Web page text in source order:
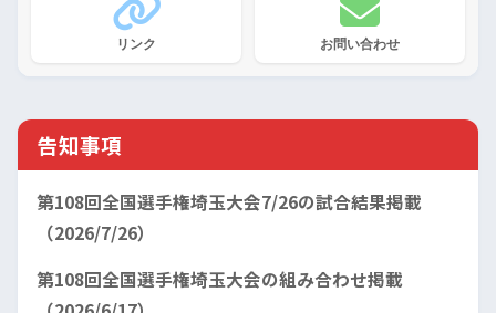
リンク お問い合わせ
告知事項
第108回全国選手権埼玉大会7/26の試合結果掲載
（2026/7/26）
第108回全国選手権埼玉大会の組み合わせ掲載